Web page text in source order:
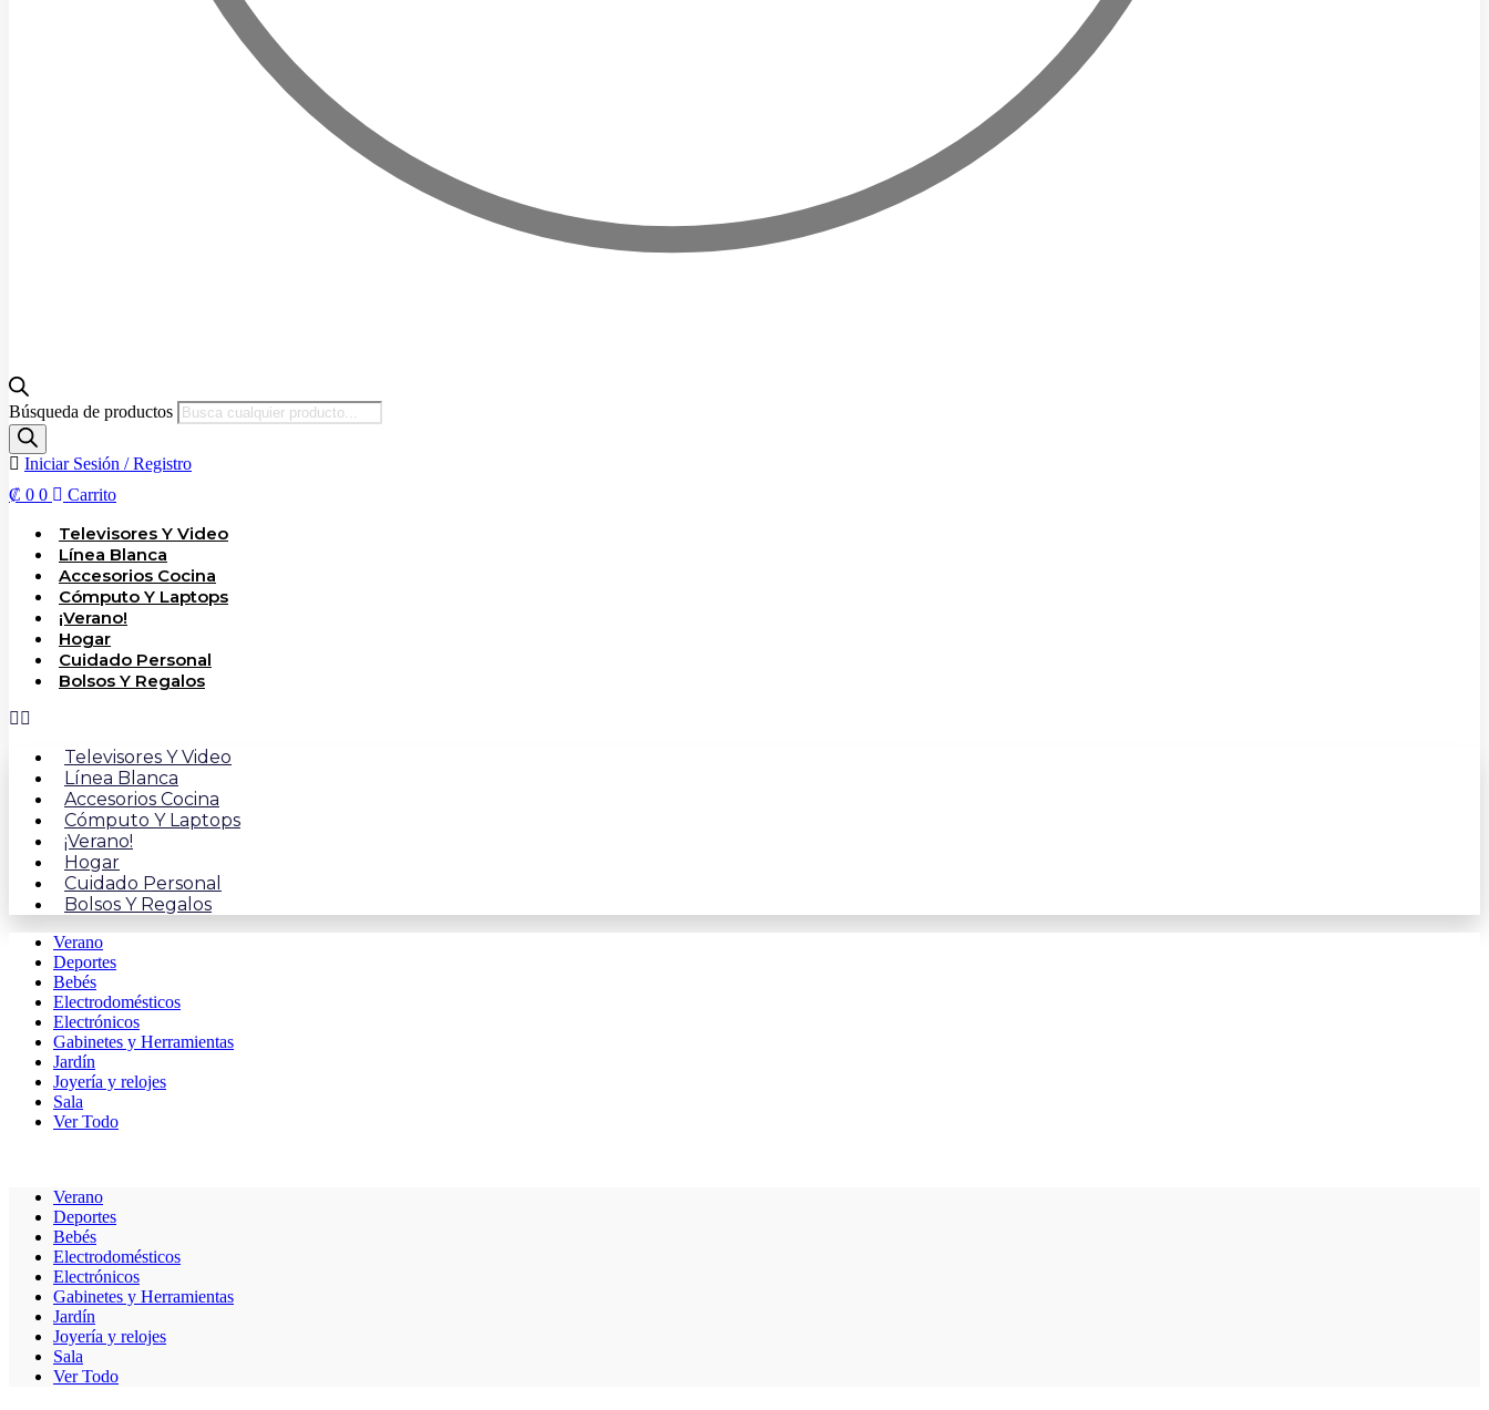
Búsqueda de productos
Iniciar Sesión / Registro
₡ 0 0 Carrito
Televisores Y Video
Línea Blanca
Accesorios Cocina
Cómputo Y Laptops
¡Verano!
Hogar
Cuidado Personal
Bolsos Y Regalos
Televisores Y Video
Línea Blanca
Accesorios Cocina
Cómputo Y Laptops
¡Verano!
Hogar
Cuidado Personal
Bolsos Y Regalos
Verano
Deportes
Bebés
Electrodomésticos
Electrónicos
Gabinetes y Herramientas
Jardín
Joyería y relojes
Sala
Ver Todo
Verano
Deportes
Bebés
Electrodomésticos
Electrónicos
Gabinetes y Herramientas
Jardín
Joyería y relojes
Sala
Ver Todo